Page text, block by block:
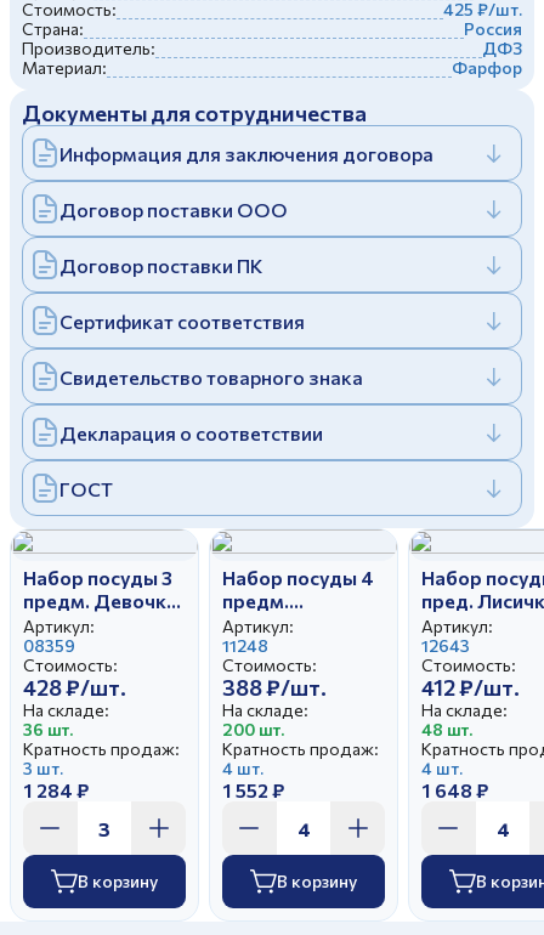
cполитикой конфиденциальности
Заполняя и отправляя форму, вы соглашаетесь
cполитикой конфиденциальности
Дулевский фарфоровый завод ©
Политика конфиденциальности
Стоимость:
425 ₽/шт.
Страна:
Россия
Производитель:
ДФЗ
Материал:
Фарфор
Документы для сотрудничества
Информация для заключения договора
Договор поставки ООО
Договор поставки ПК
Сертификат соответствия
Свидетельство товарного знака
Декларация о соответствии
ГОСТ
Набор посуды 3
предм. Девочки
И.У. (т.200 мм
мел., т.200 мм
гл., кр. 210 мл
Глория), ,
Артикул:
08359
Стоимость:
428 ₽/шт.
На складе:
36 шт.
Кратность продаж:
3 шт.
1 284 ₽
В корзину
Набор посуды 4
предм.
Аквариум (т 200
мел,т.200
гл.,сал. 360 мл.,
кр.210 мл
Русское поле), ,
Артикул:
11248
Стоимость:
388 ₽/шт.
На складе:
200 шт.
Кратность продаж:
4 шт.
1 552 ₽
В корзину
Набор
пред.
И.У.(т.175 мм
глад,,сал
круг.360
мл,кр.210 мл
Глория), ,
Артикул:
12643
Стоимость:
412 ₽/шт.
На складе:
48 шт.
Кратность
4 шт.
1 648 ₽
В